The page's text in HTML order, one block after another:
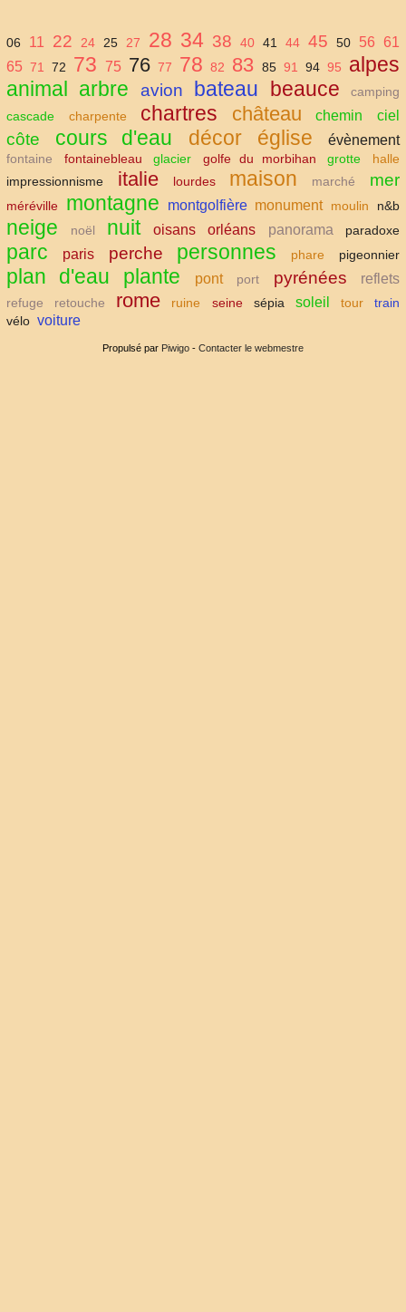
06 11 22 24 25 27 28 34 38 40 41 44 45 50 56 61
65 71 72 73 75 76 77 78 82 83 85 91 94 95
alpes
animal arbre avion bateau beauce
camping
cascade
charpente chartres château chemin ciel
côte cours d'eau décor église évènement
fontaine fontainebleau glacier golfe du morbihan grotte
halle
impressionnisme
italie lourdes maison marché mer
méréville montagne montgolfière monument moulin n&b
neige noël nuit oisans orléans panorama paradoxe
parc paris perche personnes phare pigeonnier
plan d'eau plante pont port pyrénées reflets
refuge retouche rome ruine seine sépia soleil tour
train
vélo voiture
Propulsé par Piwigo - Contacter le webmestre